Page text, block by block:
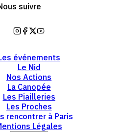
événements
Le Nid
Nos Actions
La Canopée
Les Piailleries
Les Proches
rencontrer à Paris
Légales
suivre
https://www.instagram.com/
https://www.facebook.com/
https://twitter.com/
https://